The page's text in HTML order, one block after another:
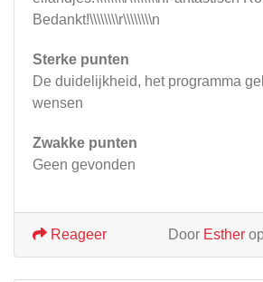
Bedankt!\\\\\\\\r\\\\\\\\n
Sterke punten
De duidelijkheid, het programma
wensen
Zwakke punten
Geen gevonden
Door Esther
Reageer